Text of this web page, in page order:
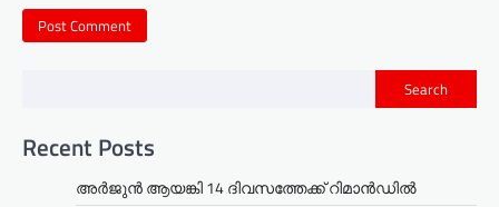
Search
Recent Posts
അര്‍ജുന്‍ ആയങ്കി 14 ദിവസത്തേക്ക് റിമാന്‍ഡില്‍